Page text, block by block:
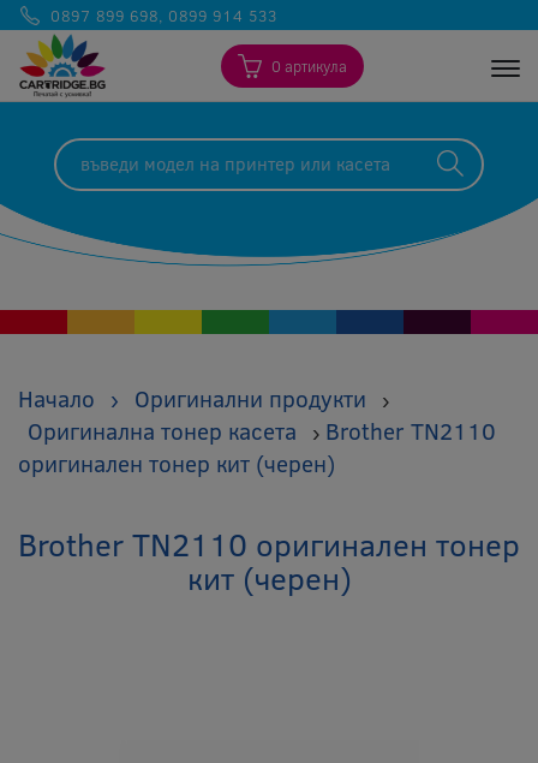
0897 899 698, 0899 914 533
0 артикула
Начало › Оригинални продукти ›
Оригинална тонер касета › Brother TN2110
оригинален тонер кит (черен)
Brother TN2110 оригинален тонер
кит (черен)